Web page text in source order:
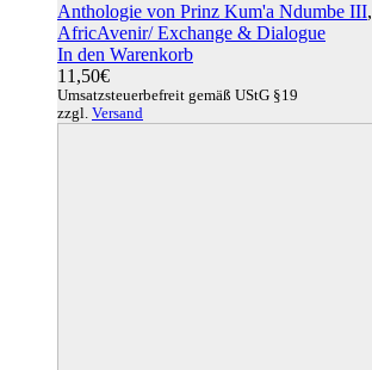
Anthologie von Prinz Kum'a Ndumbe III,
AfricAvenir/ Exchange & Dialogue
In den Warenkorb
11,50€
Umsatzsteuerbefreit gemäß UStG §19
zzgl. Versand